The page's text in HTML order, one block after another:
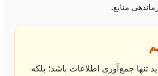
تنها جمع‌آوری اطلاعات باشد؛ بلکه